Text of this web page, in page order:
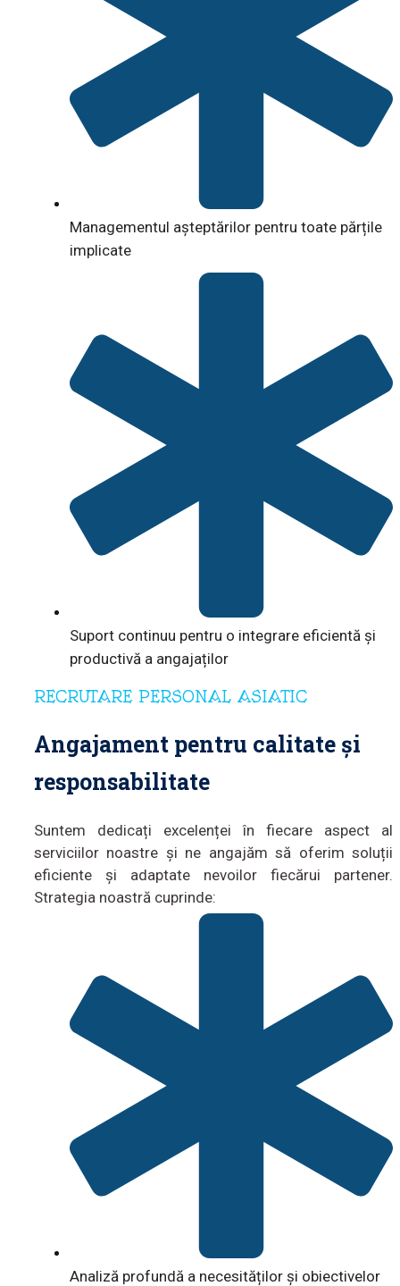
Managementul așteptărilor pentru toate părțile
implicate
Suport continuu pentru o integrare eficientă și
productivă a angajaților
RECRUTARE PERSONAL ASIATIC
Angajament pentru calitate și
responsabilitate
Suntem dedicați excelenței în fiecare aspect al
serviciilor noastre și ne angajăm să oferim soluții
eficiente și adaptate nevoilor fiecărui partener.
Strategia noastră cuprinde:
Analiză profundă a necesităților și obiectivelor